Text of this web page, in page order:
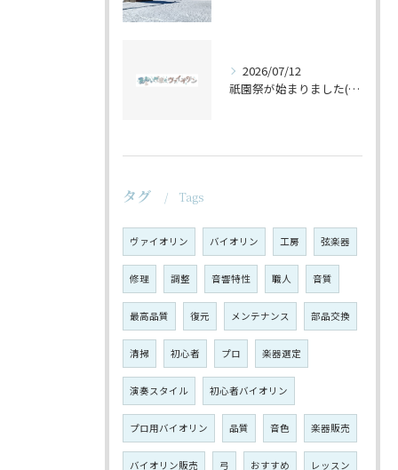
2026/07/12
祇園祭が始まりました(^^♪
タグ Tags
ヴァイオリン バイオリン 工房 弦楽器
修理 調整 音響特性 職人 音質
最高品質 復元 メンテナンス 部品交換
清掃 初心者 プロ 楽器選定
演奏スタイル 初心者バイオリン
プロ用バイオリン 品質 音色 楽器販売
バイオリン販売 弓 おすすめ レッスン